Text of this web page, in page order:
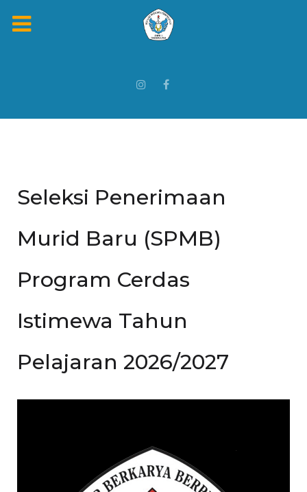
Seleksi Penerimaan
Murid Baru (SPMB)
Program Cerdas
Istimewa Tahun
Pelajaran 2026/2027